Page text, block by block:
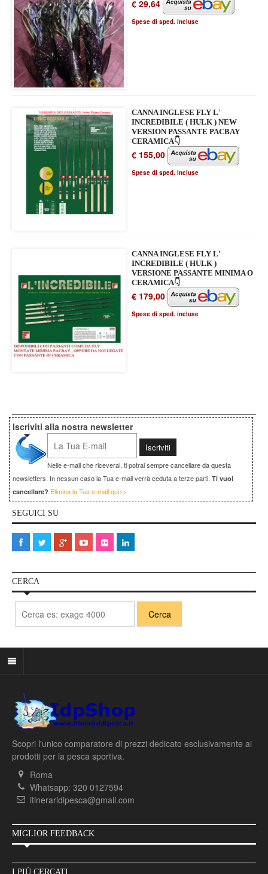
€ 29,64
Spese di sped. incluse
CANNA INGLESE FLY L'
INCREDIBILE ( HULK ) NEW
VERSION PASSANTE PACBAY
CERAMICA👇
€ 155,00
Spese di sped. incluse
CANNA INGLESE FLY L'
INCREDIBILE ( HULK )
VERSIONE PASSANTE MINIMA O
CERAMICA👇
€ 179,00
Spese di sped. incluse
Iscriviti alla nostra newsletter
Nelle e-mail che riceverai, ti potrai sempre cancellare da questa
newsletters. In nessun caso la Tua e-mail verrà ceduta a terze parti. Ti vuoi
cancellare? Elimina la Tua e-mail qui>>
SEGUICI SU
CERCA
Scopri l'unico comparatore di prezzi dedicato esclusivamente ai
prodotti per la pesca sportiva.
Roma
Whatsapp: 320 0127594
itineraridipesca@gmail.com
MIGLIOR FEEDBACK
I PIÙ CERCATI